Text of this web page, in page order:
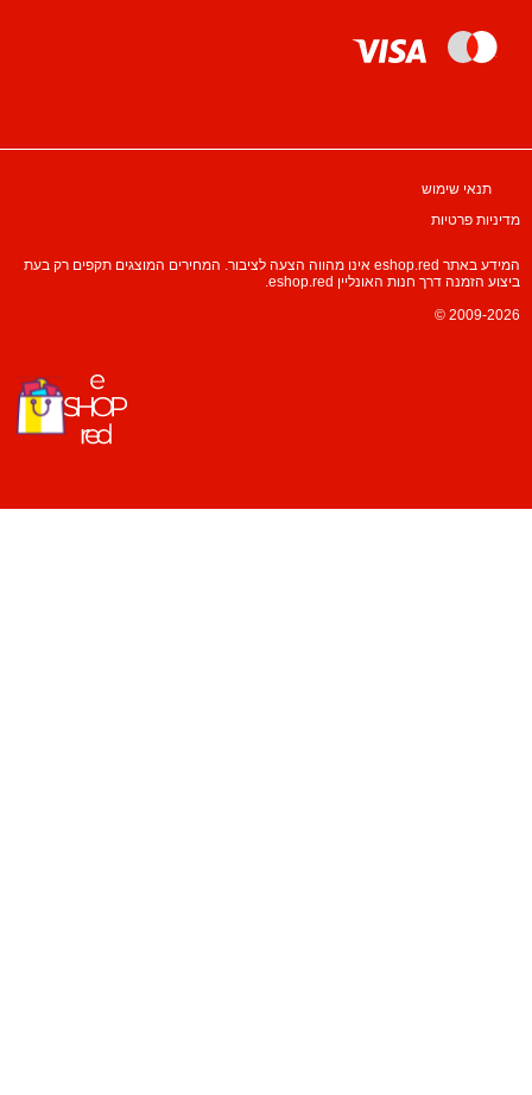
תנאי שימוש
מדיניות פרטיות
המידע באתר eshop.red אינו מהווה הצעה לציבור. המחירים המוצגים תקפים רק בעת
ביצוע הזמנה דרך חנות האונליין eshop.red.
© 2009-2026